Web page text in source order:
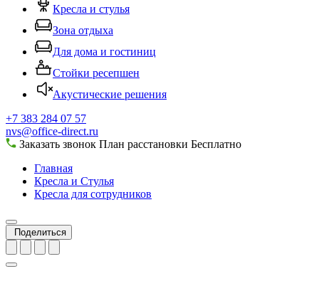
Кресла и стулья
Зона отдыха
Для дома и гостиниц
Стойки ресепшен
Акустические решения
+7 383 284 07 57
nvs@office-direct.ru
Заказать звонок План расстановки Бесплатно
Главная
Кресла и Стулья
Кресла для сотрудников
Поделиться